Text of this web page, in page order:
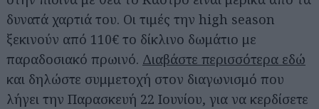
δυνατά χαρτιά του. Οι τιμές την high season
ξεκινούν από 110€ το δίκλινο δωμάτιο με
παραδοσιακό πρωινό. Διαβάστε περισσότερα εδώ
και δηλώστε συμμετοχή στον διαγωνισμό που
λήγει την Παρασκευή 22 Ιουνίου, για να κερδίσετε